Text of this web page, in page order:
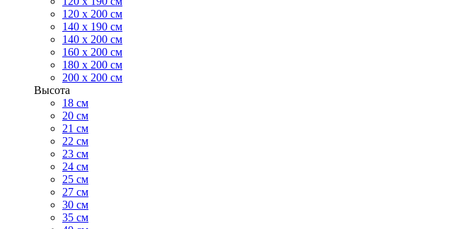
120 х 200 см
140 х 190 см
140 х 200 см
160 х 200 см
180 х 200 см
200 х 200 см
Высота
18 см
20 см
21 см
22 см
23 см
24 см
25 см
27 см
30 см
35 см